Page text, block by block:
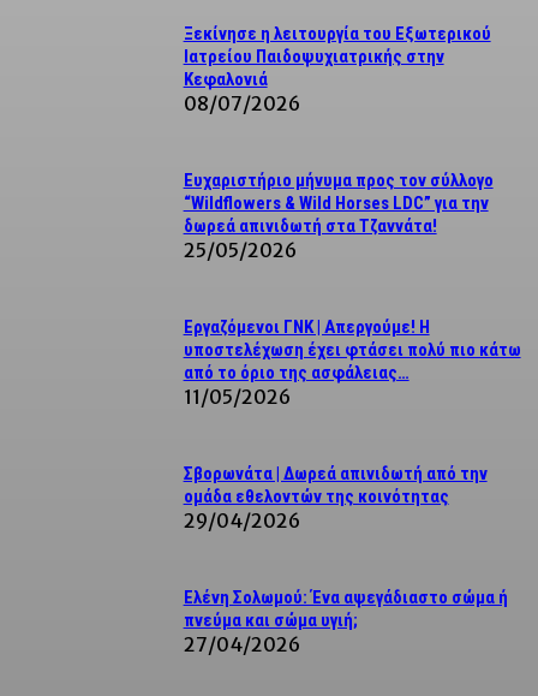
Ξεκίνησε η λειτουργία του Εξωτερικού
Ιατρείου Παιδοψυχιατρικής στην
Κεφαλονιά
08/07/2026
Ευχαριστήριο μήνυμα προς τον σύλλογο
“Wildflowers & Wild Horses LDC” για την
δωρεά απινιδωτή στα Τζαννάτα!
25/05/2026
Εργαζόμενοι ΓΝΚ | Απεργούμε! Η
υποστελέχωση έχει φτάσει πολύ πιο κάτω
από το όριο της ασφάλειας…
11/05/2026
Σβορωνάτα | Δωρεά απινιδωτή από την
ομάδα εθελοντών της κοινότητας
29/04/2026
Ελένη Σολωμού: Ένα αψεγάδιαστο σώμα ή
πνεύμα και σώμα υγιή;
27/04/2026